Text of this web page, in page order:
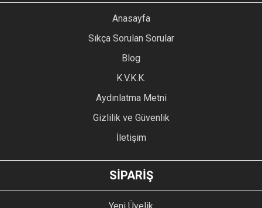
YORUM YAZ
Ürün resmi kalitesiz, bozuk veya görüntülenemiyor.
Ürün açıklamasında eksik bilgiler bulunuyor.
Ürün bilgilerinde hatalar bulunuyor.
Ürün fiyatı diğer sitelerden daha pahalı.
GÖNDER
Anasayfa
Sıkça Sorulan Sorular
Blog
K.V.K.K.
Aydınlatma Metni
Gizlilik ve Güvenlik
İletişim
SİPARİŞ